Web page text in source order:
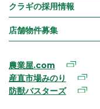
クラギの採用情報
店舗物件募集
農業屋.com
産直市場みのり
防獣バスターズ